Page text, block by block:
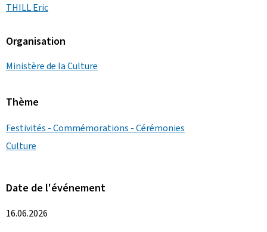
THILL Eric
Organisation
Ministère de la Culture
Thème
Festivités - Commémorations - Cérémonies
Culture
Date de l'événement
16.06.2026